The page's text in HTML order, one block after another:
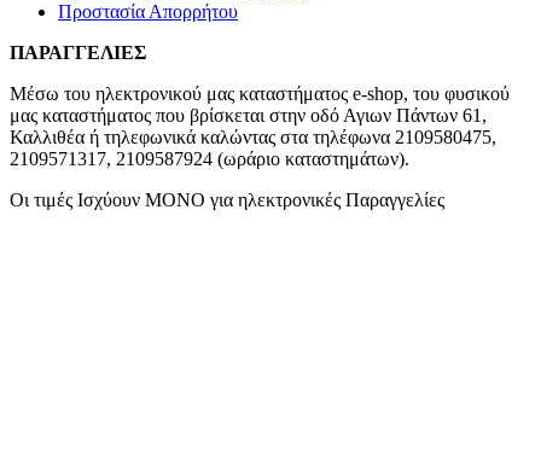
Προστασία Απορρήτου
ΠΑΡΑΓΓΕΛΙΕΣ
Μέσω του ηλεκτρονικού μας καταστήματος e-shop, του φυσικού
μας καταστήματος που βρίσκεται στην οδό Αγιων Πάντων 61,
Καλλιθέα ή τηλεφωνικά καλώντας στα τηλέφωνα 2109580475,
2109571317, 2109587924 (ωράριο καταστημάτων).
Οι τιμές Ισχύουν ΜΟΝΟ για ηλεκτρονικές Παραγγελίες